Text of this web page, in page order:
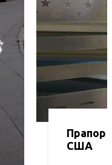
Прапор
США